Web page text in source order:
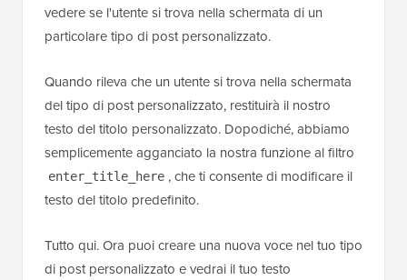
vedere se l'utente si trova nella schermata di un
particolare tipo di post personalizzato.
Quando rileva che un utente si trova nella schermata
del tipo di post personalizzato, restituirà il nostro
testo del titolo personalizzato. Dopodiché, abbiamo
semplicemente agganciato la nostra funzione al filtro
enter_title_here , che ti consente di modificare il
testo del titolo predefinito.
Tutto qui. Ora puoi creare una nuova voce nel tuo tipo
di post personalizzato e vedrai il tuo testo